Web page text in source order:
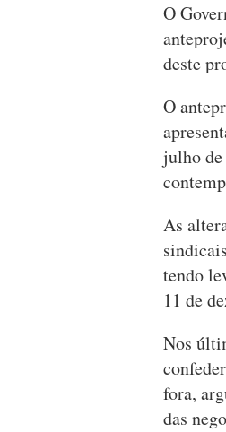
O
deste
O
julho
As
tendo
11 de
Nos
fora,
das